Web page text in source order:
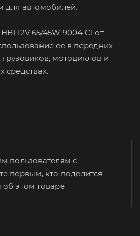
автомобилей.
12V 65/45W 9004 C1 от
ее в передних
мотоциклов и
средствах.
пользователям с
первым, кто поделится
этом товаре